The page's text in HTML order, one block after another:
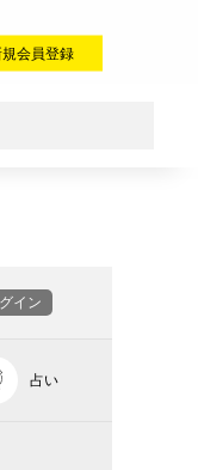
会員登録
イン
占い